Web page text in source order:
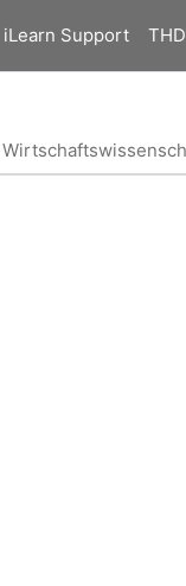
iLearn Support